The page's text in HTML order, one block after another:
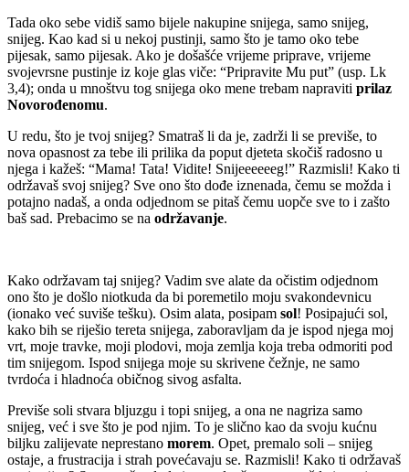
Tada oko sebe vidiš samo bijele nakupine snijega, samo snijeg,
snijeg. Kao kad si u nekoj pustinji, samo što je tamo oko tebe
pijesak, samo pijesak. Ako je došašće vrijeme priprave, vrijeme
svojevrsne pustinje iz koje glas viče: “Pripravite Mu put” (usp. Lk
3,4); onda u mnoštvu tog snijega oko mene trebam napraviti prilaz
Novorođenomu.
U redu, što je tvoj snijeg? Smatraš li da je, zadrži li se previše, to
nova opasnost za tebe ili prilika da poput djeteta skočiš radosno u
njega i kažeš: “Mama! Tata! Vidite! Snijeeeeeeg!” Razmisli! Kako ti
održavaš svoj snijeg? Sve ono što dođe iznenada, čemu se možda i
potajno nadaš, a onda odjednom se pitaš čemu uopče sve to i zašto
baš sad. Prebacimo se na održavanje.
Kako održavam taj snijeg? Vadim sve alate da očistim odjednom
ono što je došlo niotkuda da bi poremetilo moju svakondevnicu
(ionako već suviše tešku). Osim alata, posipam sol! Posipajući sol,
kako bih se riješio tereta snijega, zaboravljam da je ispod njega moj
vrt, moje travke, moji plodovi, moja zemlja koja treba odmoriti pod
tim snijegom. Ispod snijega moje su skrivene čežnje, ne samo
tvrdoća i hladnoća običnog sivog asfalta.
Previše soli stvara bljuzgu i topi snijeg, a ona ne nagriza samo
snijeg, već i sve što je pod njim. To je slično kao da svoju kućnu
biljku zalijevate neprestano morem. Opet, premalo soli – snijeg
ostaje, a frustracija i strah povećavaju se. Razmisli! Kako ti održavaš